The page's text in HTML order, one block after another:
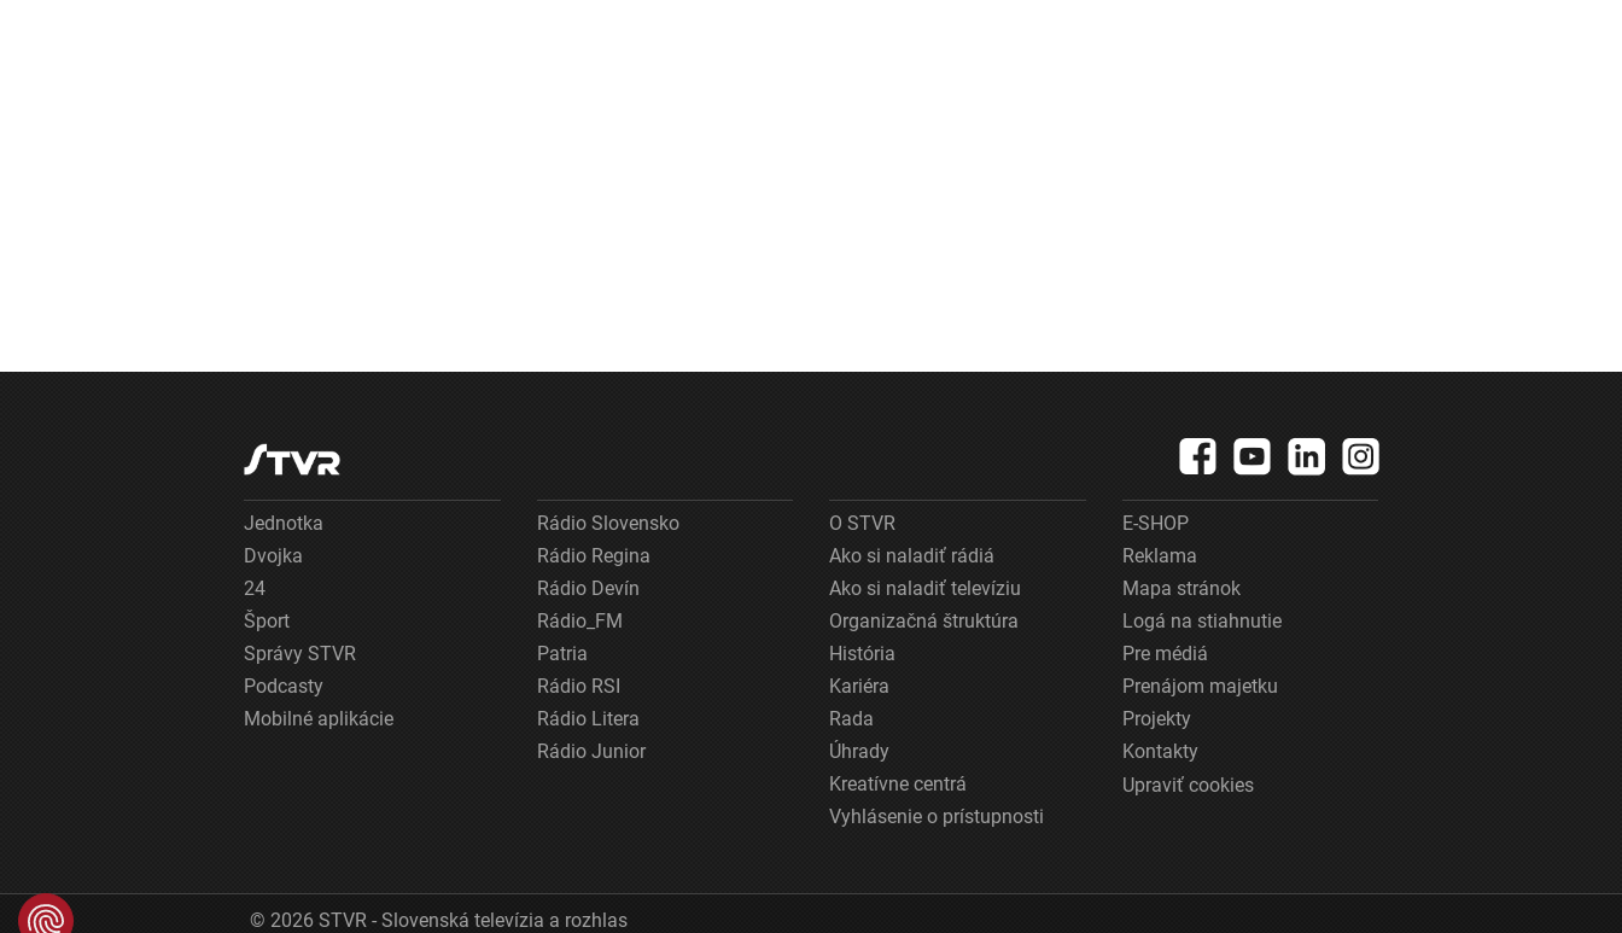
Jednotka
Dvojka
24
Šport
Správy STVR
Podcasty
Mobilné aplikácie
Rádio Slovensko
Rádio Regina
Rádio Devín
Rádio_FM
Patria
Rádio RSI
Rádio Litera
Rádio Junior
O STVR
Ako si naladiť rádiá
Ako si naladiť televíziu
Organizačná štruktúra
História
Kariéra
Rada
Úhrady
Kreatívne centrá
Vyhlásenie o prístupnosti
E-SHOP
Reklama
Mapa stránok
Logá na stiahnutie
Pre médiá
Prenájom majetku
Projekty
Kontakty
Upraviť cookies
© 2026 STVR - Slovenská televízia a rozhlas